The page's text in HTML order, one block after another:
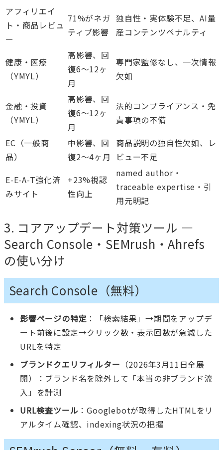
アフィリエイ
ト・商品レビュ
ー
71%がネガ
ティブ影響
独自性・実体験不足、AI量
産コンテンツペナルティ
健康・医療
（YMYL）
高影響、回
復6〜12ヶ
月
専門家監修なし、一次情報
欠如
金融・投資
（YMYL）
高影響、回
復6〜12ヶ
月
法的コンプライアンス・免
責事項の不備
EC（一般商
品）
中影響、回
復2〜4ヶ月
商品説明の独自性欠如、レ
ビュー不足
E-E-A-T強化済
みサイト
+23%視認
性向上
named author・
traceable expertise・引
用元明記
3. コアアップデート対策ツール —
Search Console・SEMrush・Ahrefs
の使い分け
Search Console（無料）
影響ページの特定 ：「検索結果」→期間をアップデ
ート前後に設定→クリック数・表示回数が急減した
URLを特定
ブランドクエリフィルター （2026年3月11日全展
開）：ブランド名を除外して「本当の非ブランド流
入」を計測
URL検査ツール ：Googlebotが取得したHTMLをリ
アルタイム確認、indexing状況の把握